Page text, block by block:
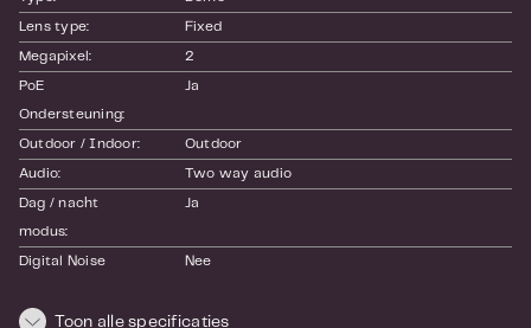
Lens type: Fixed
Megapixel: 2
PoE
Ondersteuning:
Ja
Outdoor / Indoor: Outdoor
Audio: Two way audio
Dag / nacht
modus:
Ja
Digital Noise Nee
Interne opslag: MicroSD (optioneel)
Toon alle specificaties